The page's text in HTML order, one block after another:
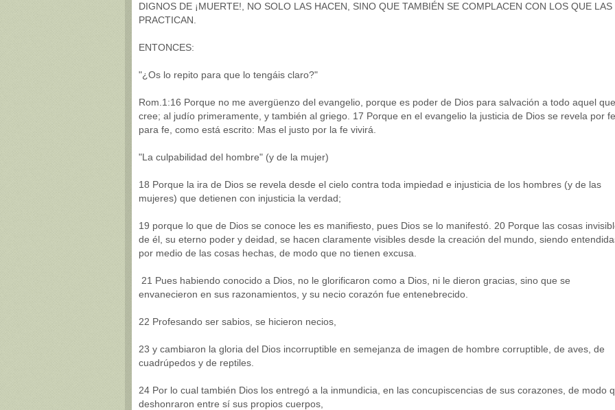
DIGNOS DE ¡MUERTE!, NO SOLO LAS HACEN, SINO QUE TAMBIÉN SE COMPLACEN CON LOS QUE LAS
PRACTICAN.
ENTONCES:
"¿Os lo repito para que lo tengáis claro?"
Rom.1:16 Porque no me avergüenzo del evangelio, porque es poder de Dios para salvación a todo aquel que
cree; al judío primeramente, y también al griego. 17 Porque en el evangelio la justicia de Dios se revela por
para fe, como está escrito: Mas el justo por la fe vivirá.
"La culpabilidad del hombre" (y de la mujer)
18 Porque la ira de Dios se revela desde el cielo contra toda impiedad e injusticia de los hombres (y de las
mujeres) que detienen con injusticia la verdad;
19 porque lo que de Dios se conoce les es manifiesto, pues Dios se lo manifestó. 20 Porque las cosas
de él, su eterno poder y deidad, se hacen claramente visibles desde la creación del mundo, siendo
por medio de las cosas hechas, de modo que no tienen excusa.
21 Pues habiendo conocido a Dios, no le glorificaron como a Dios, ni le dieron gracias, sino que se
envanecieron en sus razonamientos, y su necio corazón fue entenebrecido.
22 Profesando ser sabios, se hicieron necios,
23 y cambiaron la gloria del Dios incorruptible en semejanza de imagen de hombre corruptible, de aves, de
cuadrúpedos y de reptiles.
24 Por lo cual también Dios los entregó a la inmundicia, en las concupiscencias de sus corazones, de modo
deshonraron entre sí sus propios cuerpos,